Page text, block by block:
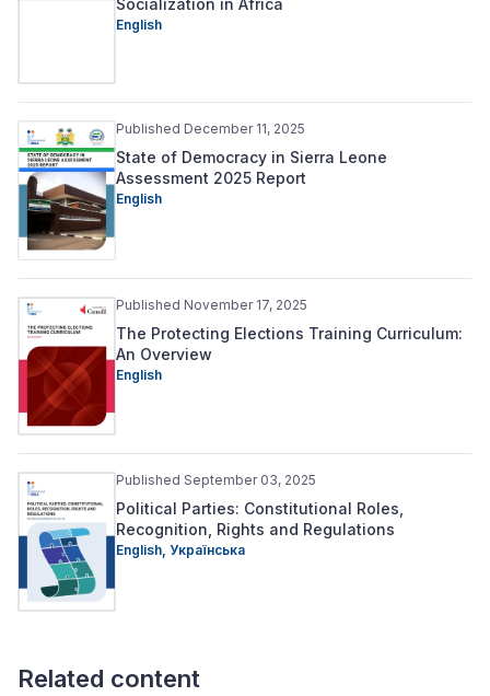
English
Published December 11, 2025
State of Democracy in Sierra Leone
Assessment 2025 Report
English
Published November 17, 2025
The Protecting Elections Training Curriculum:
An Overview
English
Published September 03, 2025
Political Parties: Constitutional Roles,
Recognition, Rights and Regulations
English, Українська
Related content